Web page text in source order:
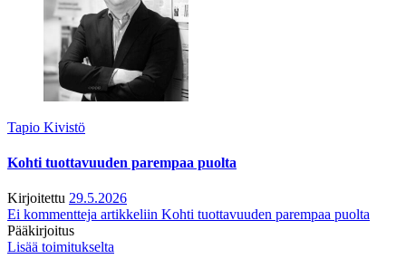
Tapio Kivistö
Kohti tuottavuuden parempaa puolta
Kirjoitettu 29.5.2026
Ei kommentteja artikkeliin Kohti tuottavuuden parempaa puolta
Pääkirjoitus
Lisää toimitukselta